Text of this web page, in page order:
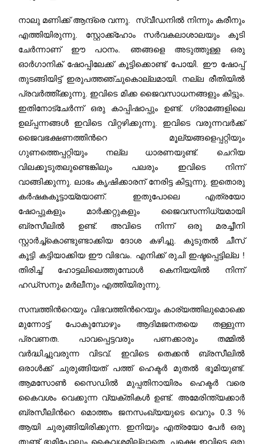
നാലു മണിക്ക് ആന്ദ്രെ വന്നു. സ്വീഡനില്‍ നിന്നും കരീനും
എത്തിയിരുന്നു. സ്റ്റോക്ക്‌ഹോം സര്‍വകലാശാലയും കൂടി
ചേര്‍ന്നാണ് ഈ പഠനം. ഞങ്ങളെ അടുത്തുള്ള ഒരു
ഓര്‍ഗാനിക് ഷോപ്പിലേക്ക് കൂട്ടിക്കൊണ്ട് പോയി. ഈ ഷോപ്പ്
തുടങ്ങിയിട്ട് ഇരുപത്തഞ്ചുകൊല്ലമായി. നല്ല രീതിയില്‍
പ്രവര്‍ത്തി്ക്കുന്നു. ഇവിടെ മിക്ക ജൈവസാധനങ്ങളും കിട്ടും.
ഇതിനോട്ചേര്‍ന്ന്‍ ഒരു കാപ്പിഷാപ്പും ഉണ്ട്. ഗ്രാമങ്ങളിലെ
ഉല്പ്പന്നങ്ങള്‍ ഇവിടെ വിറ്റഴിക്കുന്നു. ഇവിടെ വരുന്നവര്‍ക്ക്
ജൈവഭക്ഷണത്തിന്‍റെ മൂല്യങ്ങളെപ്പറ്റിയും
ഗുണത്തെപ്പറ്റിയും നല്ല ധാരണയുണ്ട്. ചെറിയ
വിലക്കൂടുതലുണ്ടെങ്കിലും പലരും ഇവിടെ നിന്ന്
വാങ്ങിക്കുന്നു. ലാഭം കൃഷിക്കാരന് നേരിട്ട കിട്ടുന്നു. ഇതൊരു
കര്‍ഷകകൂട്ടായ്മയാണ്. ഇതുപോലെ എത്രയോ
ഷോപ്പുകളും മാര്‍ക്കറ്റുകളും ജൈവസന്നിധ്യമായി
ബ്രസീലില്‍ ഉണ്ട്. അവിടെ നിന്ന് ഒരു മരച്ചീനി
സ്റ്റാര്‍ച്ച്കൊണ്ടുണ്ടാക്കിയ ദോശ കഴിച്ചു. കൂടുതല്‍ ചീസ്
കൂട്ടി കട്ടിയാക്കിയ ഈ വിഭവം. എനിക്ക് രുചി ഇഷ്ടപ്പെട്ടില്ല !
തിരിച്ച് ഹോട്ടലിലെത്തുമ്പോള്‍ കെനിയയില്‍ നിന്ന്‍
ഹഡ്സനും മര്‍ലീനും എത്തിയിരുന്നു.
സമ്പത്തിന്‍റെയും വിഭവത്തിന്‍റെയും കാര്യത്തിലുമൊക്കെ
മുന്നോട്ട് പോകുമ്പോഴും ആദിമജനതയെ തള്ളുന്ന
പ്രവണത. പാവപ്പെട്ടവരും പണക്കാരും തമ്മില്‍
വര്‍ദ്ധിച്ചുവരുന്ന വിടവ്. ഇവിടെ തെക്കന്‍ ബ്രസീലില്‍
ഒരാള്‍ക്ക് ചുരുങ്ങിയത് പത്ത് ഹെക്ടര്‍ മുതല്‍ ഭൂമിയുണ്ട്.
ആമസോണ്‍ സൈഡില്‍ മുപ്പതിനായിരം ഹെക്ടര്‍ വരെ
കൈവശം വെക്കുന്ന വ്യക്തികള്‍ ഉണ്ട്. അമേരിന്ത്യക്കാര്‍
ബ്രസീലിന്‍റെ മൊത്തം ജനസംഖ്യയുടെ വെറും 0.3 %
ആയി ചുരുങ്ങിയിരിക്കുന്ന. ഇനിയും എത്രയോ പേര്‍ ഒരു
തുണ്ട് ഭൂമിപോലും കൈവശമില്ലാതെ. പക്ഷെ ഇവിടെ ഒരു